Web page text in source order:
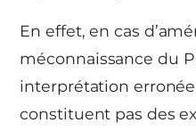
En effet, en cas
méconnaissance du
interprétation
constituent pas des